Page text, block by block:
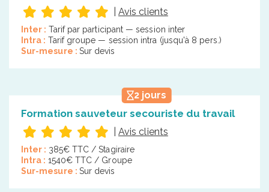
Avis clients
Inter : Tarif par participant — session inter
Intra : Tarif groupe — session intra (jusqu'à 8 pers.)
Sur-mesure : Sur devis
2 jours
Formation sauveteur secouriste du travail
Avis clients
Inter : 385€ TTC / Stagiraire
Intra : 1540€ TTC / Groupe
Sur-mesure : Sur devis